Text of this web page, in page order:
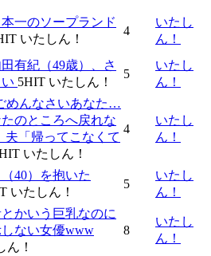
本一のソープランド
いたしん！
4
いたし
ん！
田有紀（49歳）、さ
5HIT いたしん！
5
いたし
ん！
めんなさいあなた…
のところへ戻れな
「帰ってこなくて
いたしん！
4
いたし
ん！
40）を抱いた
いたしん！
5
いたし
ん！
かいう巨乳なのに
ない女優www
ん！
8
いたし
ん！